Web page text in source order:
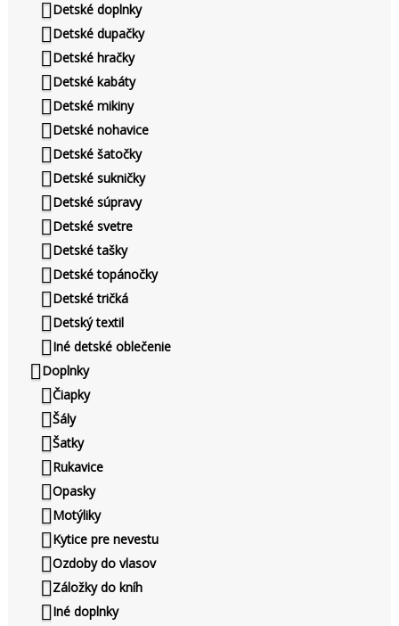
Detské doplnky
Detské dupačky
Detské hračky
Detské kabáty
Detské mikiny
Detské nohavice
Detské šatočky
Detské sukničky
Detské súpravy
Detské svetre
Detské tašky
Detské topánočky
Detské tričká
Detský textil
Iné detské oblečenie
Doplnky
Čiapky
Šály
Šatky
Rukavice
Opasky
Motýliky
Kytice pre nevestu
Ozdoby do vlasov
Záložky do kníh
Iné doplnky